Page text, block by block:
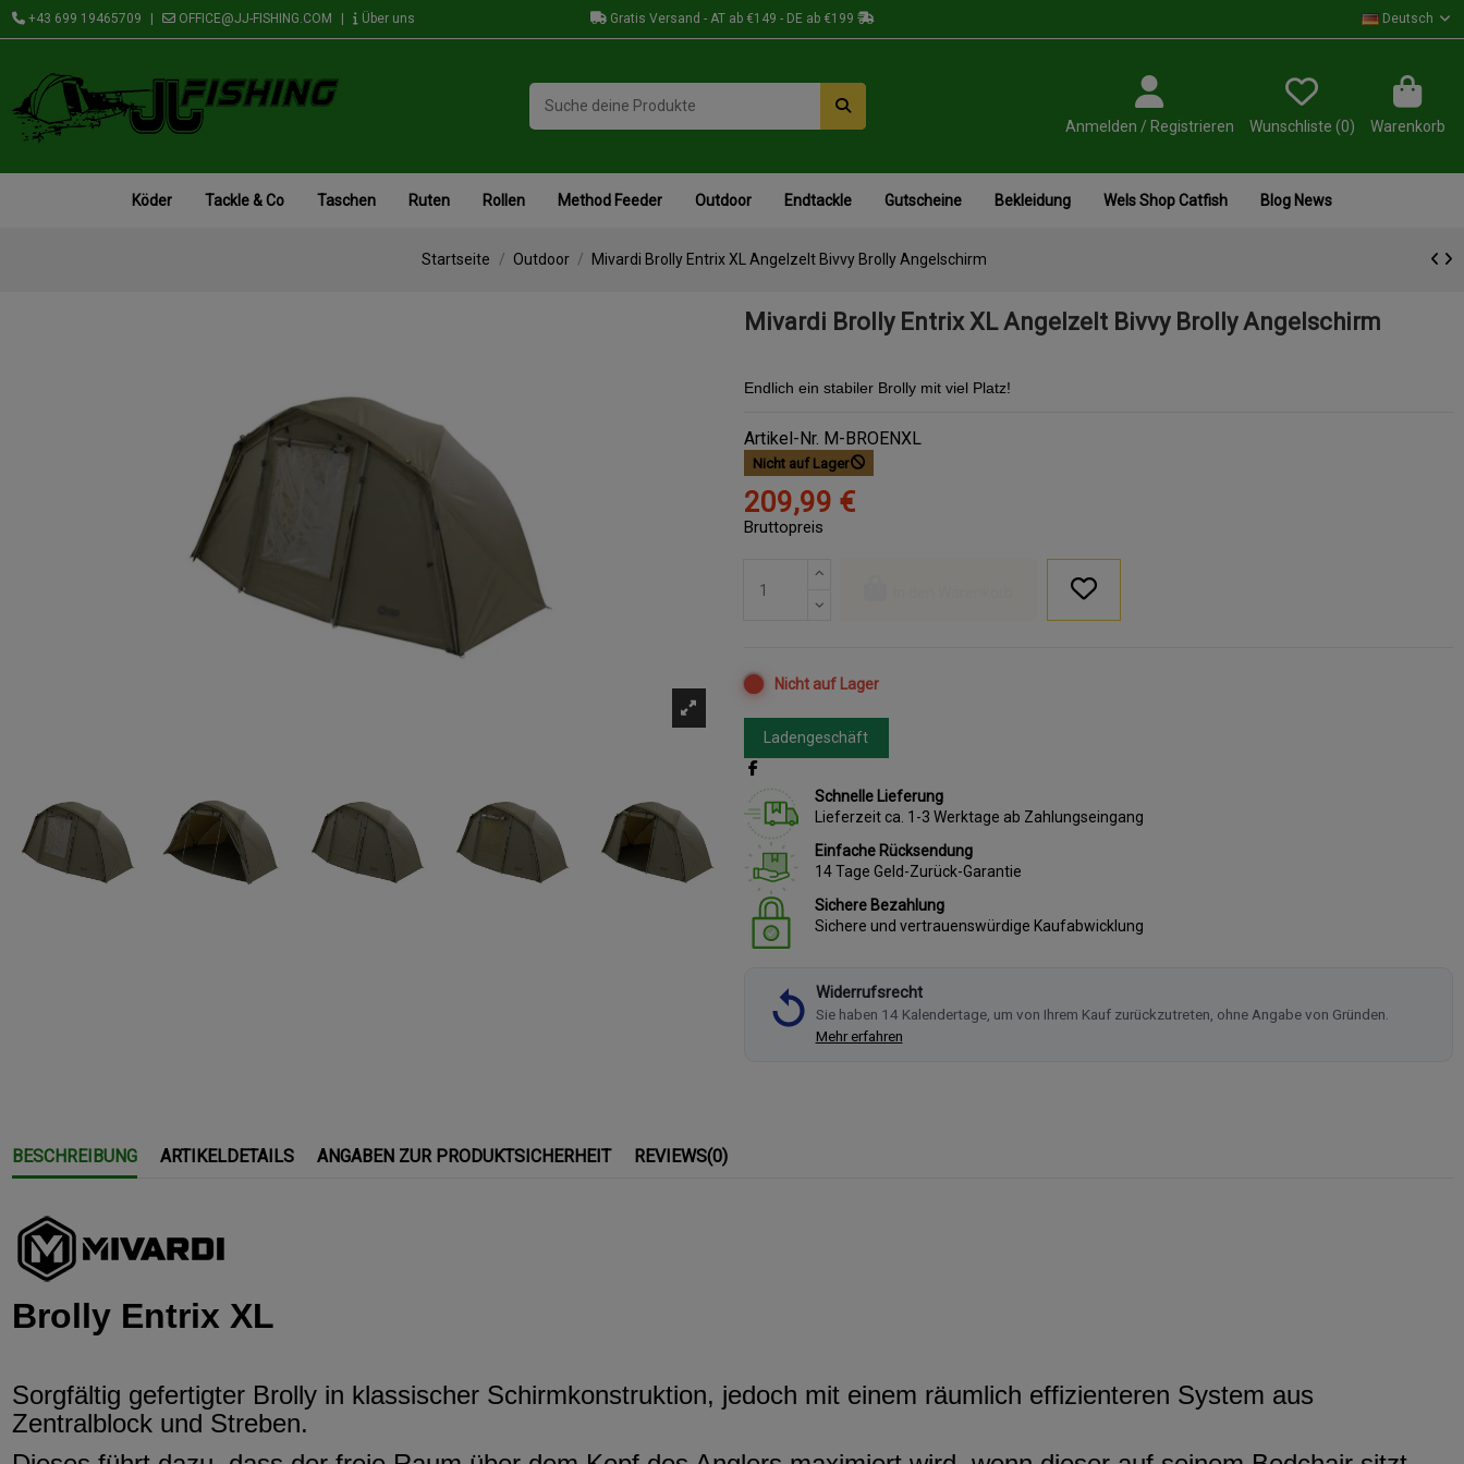
+43 699 19465709 OFFICE@JJ-FISHING.COM Über uns Gratis Versand - AT ab €149 - DE ab €199 Deutsch
Anmelden / Registrieren Wunschliste (0) Warenkorb
Köder Tackle & Co Taschen Ruten Rollen Method Feeder Outdoor Endtackle Gutscheine Bekleidung Wels Shop Catfish Blog News
Startseite Outdoor Mivardi Brolly Entrix XL Angelzelt Bivvy Brolly Angelschirm
Mivardi Brolly Entrix XL Angelzelt Bivvy Brolly Angelschirm
Endlich ein stabiler Brolly mit viel Platz!
Artikel-Nr. M-BROENXL
Nicht auf Lager
209,99 €
Bruttopreis
Nicht auf Lager
Ladengeschäft
Schnelle Lieferung
Lieferzeit ca. 1-3 Werktage ab Zahlungseingang
Einfache Rücksendung
14 Tage Geld-Zurück-Garantie
Sichere Bezahlung
Sichere und vertrauenswürdige Kaufabwicklung
Widerrufsrecht
Sie haben 14 Kalendertage, um von Ihrem Kauf zurückzutreten, ohne Angabe von Gründen.
Mehr erfahren
BESCHREIBUNG ARTIKELDETAILS ANGABEN ZUR PRODUKTSICHERHEIT REVIEWS(0)
Brolly Entrix XL
Sorgfältig gefertigter Brolly in klassischer Schirmkonstruktion, jedoch mit einem räumlich effizienteren System aus
Zentralblock und Streben.